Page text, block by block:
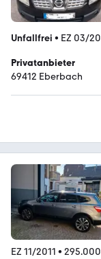
Unfallfrei • EZ 03/
Privatanbieter
69412 Eberbach
EZ 11/2011 •